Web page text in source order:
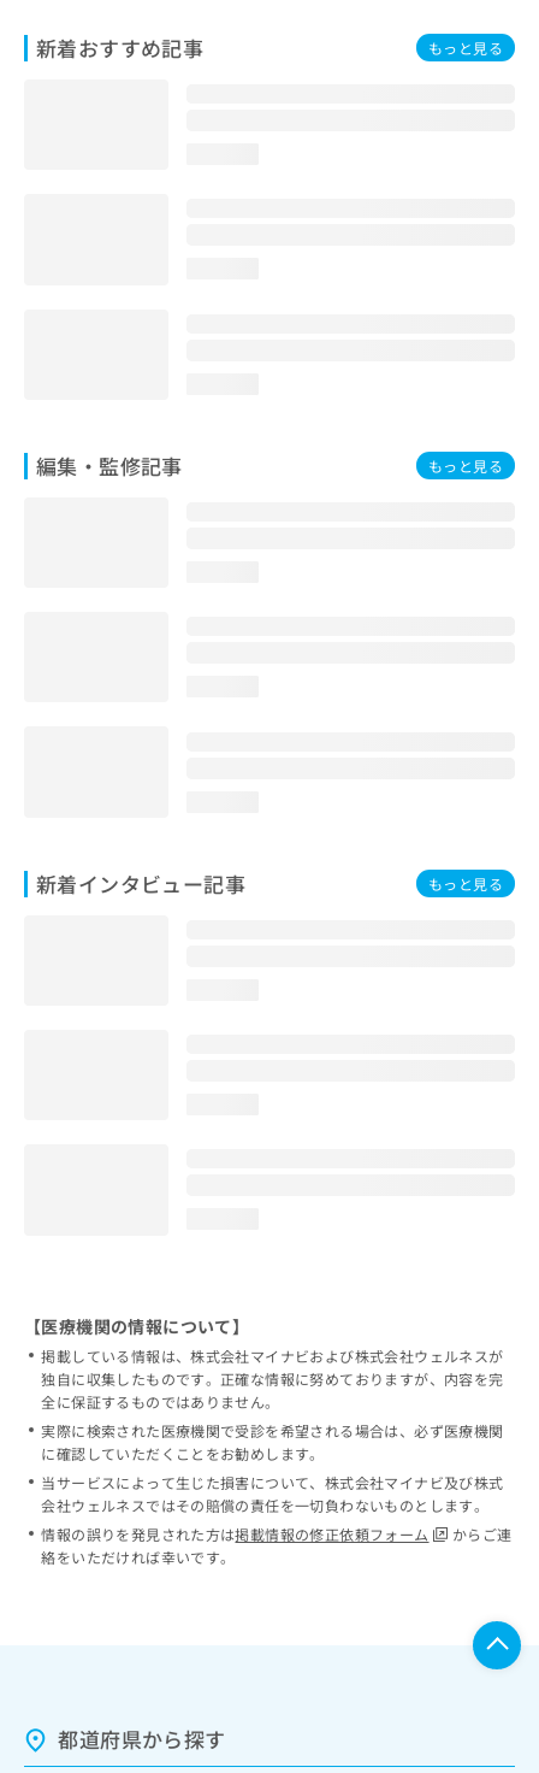
新着おすすめ記事 もっと見る
編集・監修記事 もっと見る
新着インタビュー記事 もっと見る
問
い
【医療機関の情報について】
掲載している情報は、株式会社マイナビおよび株式会社ウェルネスが
独自に収集したものです。正確な情報に努めておりますが、内容を完
全に保証するものではありません。
実際に検索された医療機関で受診を希望される場合は、必ず医療機関
に確認していただくことをお勧めします。
当サービスによって生じた損害について、株式会社マイナビ及び株式
会社ウェルネスではその賠償の責任を一切負わないものとします。
情報の誤りを発見された方は掲載情報の修正依頼フォーム
からご連
絡をいただければ幸いです。
都道府県から探す